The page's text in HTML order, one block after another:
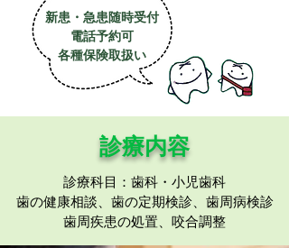
新患・急患随時受付
​電話予約可
各種保険取扱い
診療内容
診療科目：歯科・小児歯科
歯の健康相談、歯の定期検診、歯周病検診
歯周疾患の処置、咬合調整